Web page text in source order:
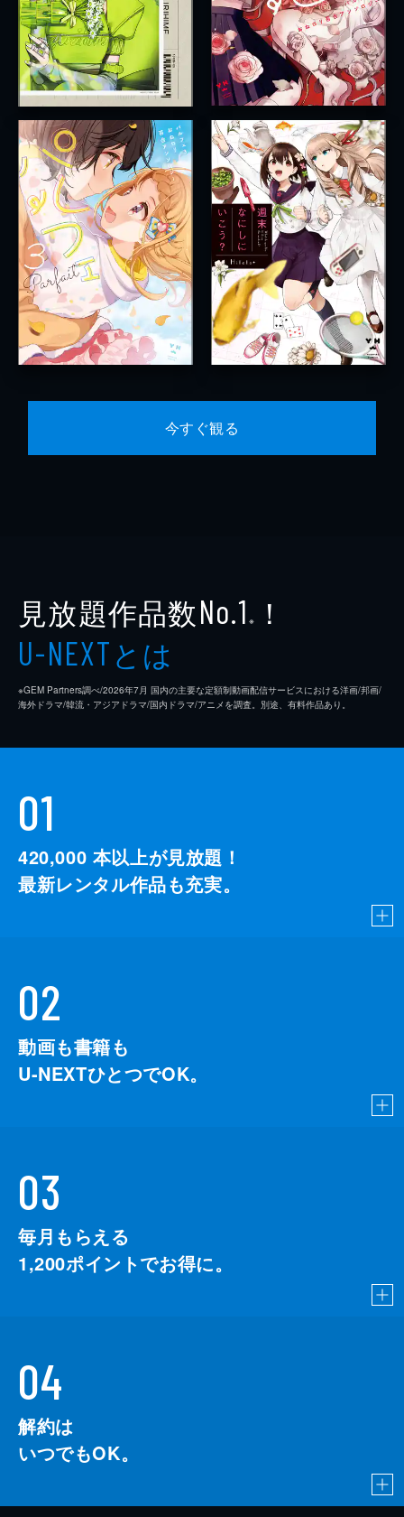
今すぐ観る
見放題作品数No.1 ※ ！
U-NEXTとは
※GEM Partners調べ/2026年7⽉ 国内の主要な定額制動画配信サービスにおける洋画/邦画/
海外ドラマ/韓流・アジアドラマ/国内ドラマ/アニメを調査。別途、有料作品あり。
01
420,000 本以上が見放題！
最新レンタル作品も充実。
02
動画も書籍も
U-NEXTひとつでOK。
03
毎月もらえる
1,200ポイントでお得に。
04
解約は
いつでもOK。